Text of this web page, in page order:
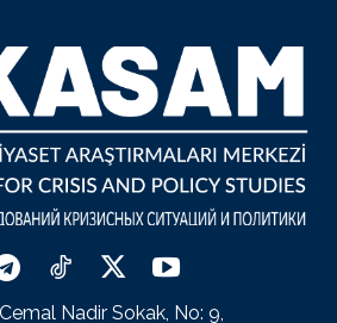
Nadir Sokak, No: 9,